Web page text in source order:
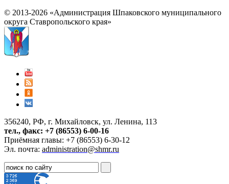
© 2013-2026 «Администрация Шпаковского муниципального
округа Ставропольского края»
356240, РФ, г. Михайловск, ул. Ленина, 113
тел., факс: +7 (86553) 6-00-16
Приёмная главы: +7 (86553) 6-30-12
Эл. почта: administration@shmr.ru